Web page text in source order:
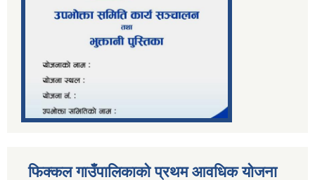
फिक्कल गाउँपालिकाको प्रथम आवधिक योजना